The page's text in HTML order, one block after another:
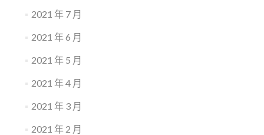
2021 年 7 月
2021 年 6 月
2021 年 5 月
2021 年 4 月
2021 年 3 月
2021 年 2 月